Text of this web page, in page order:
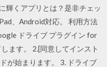
輝くアプリとは？是非チェッ
、Android対応。 利用方法
ドライブ プラグイン for
ます。 2.[同意してインスト
が始まります。 3. ドライブ